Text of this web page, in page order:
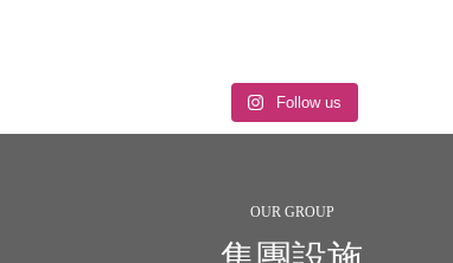
Follow us
OUR GROUP